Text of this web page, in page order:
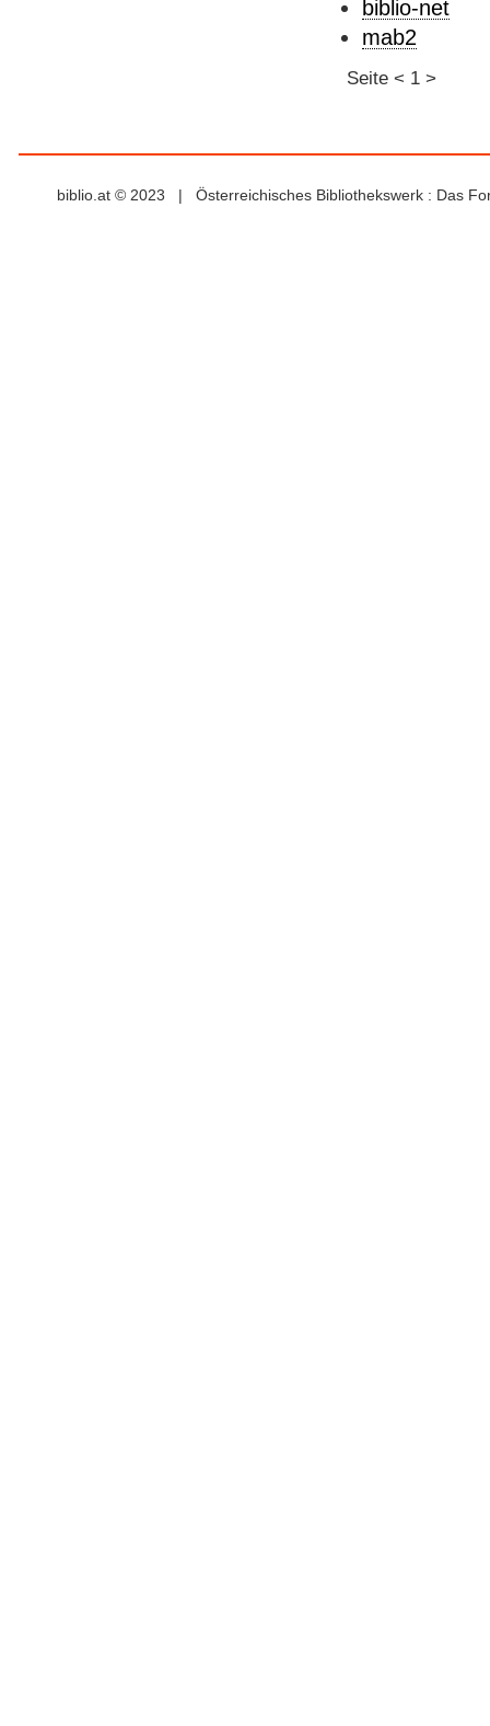
biblio-net
mab2
Seite < 1 >
biblio.at © 2023 | Österreichisches Bibliothekswerk : Das